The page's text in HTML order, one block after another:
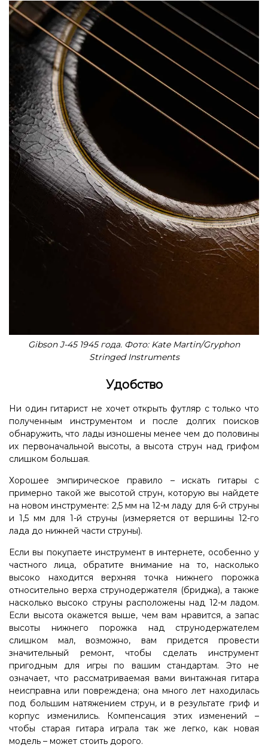
Gibson J-45 1945 года. Фото: Kate Martin/Gryphon
Stringed Instruments
Удобство
Ни один гитарист не хочет открыть футляр с только что
полученным инструментом и после долгих поисков
обнаружить, что лады изношены менее чем до половины
их первоначальной высоты, а высота струн над грифом
слишком большая.
Хорошее эмпирическое правило – искать гитары с
примерно такой же высотой струн, которую вы найдете
на новом инструменте: 2,5 мм на 12-м ладу для 6-й струны
и 1,5 мм для 1-й струны (измеряется от вершины 12-го
лада до нижней части струны).
Если вы покупаете инструмент в интернете, особенно у
частного лица, обратите внимание на то, насколько
высоко находится верхняя точка нижнего порожка
относительно верха струнодержателя (бриджа), а также
насколько высоко струны расположены над 12-м ладом.
Если высота окажется выше, чем вам нравится, а запас
высоты нижнего порожка над струнодержателем
слишком мал, возможно, вам придется провести
значительный ремонт, чтобы сделать инструмент
пригодным для игры по вашим стандартам. Это не
означает, что рассматриваемая вами винтажная гитара
неисправна или повреждена; она много лет находилась
под большим натяжением струн, и в результате гриф и
корпус изменились. Компенсация этих изменений –
чтобы старая гитара играла так же легко, как новая
модель – может стоить дорого.